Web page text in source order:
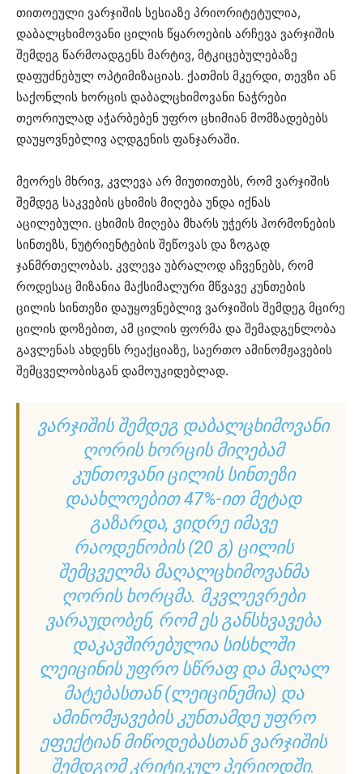
თითოეული ვარჯიშის სესიაზე პრიორიტეტულია,
დაბალცხიმოვანი ცილის წყაროების არჩევა ვარჯიშის
შემდეგ წარმოადგენს მარტივ, მტკიცებულებაზე
დაფუძნებულ ოპტიმიზაციას. ქათმის მკერდი, თევზი ან
საქონლის ხორცის დაბალცხიმოვანი ნაჭრები
თეორიულად აჭარბებენ უფრო ცხიმიან მომზადებებს
დაუყოვნებლივ აღდგენის ფანჯარაში.
მეორეს მხრივ, კვლევა არ მიუთითებს, რომ ვარჯიშის
შემდეგ საკვების ცხიმის მიღება უნდა იქნას
აცილებული. ცხიმის მიღება მხარს უჭერს ჰორმონების
სინთეზს, ნუტრიენტების შეწოვას და ზოგად
ჯანმრთელობას. კვლევა უბრალოდ აჩვენებს, რომ
როდესაც მიზანია მაქსიმალური მწვავე კუნთების
ცილის სინთეზი დაუყოვნებლივ ვარჯიშის შემდეგ მცირე
ცილის დოზებით, ამ ცილის ფორმა და შემადგენლობა
გავლენას ახდენს რეაქციაზე, საერთო ამინომჟავების
შემცველობისგან დამოუკიდებლად.
ᲕᲐᲠᲯᲘᲨᲘᲡ ᲨᲔᲛᲓᲔᲒ ᲓᲐᲑᲐᲚᲪᲮᲘᲛᲝᲕᲐᲜᲘ
ᲦᲝᲠᲘᲡ ᲮᲝᲠᲪᲘᲡ ᲛᲘᲦᲔᲑᲐᲛ
ᲙᲣᲜᲗᲝᲕᲐᲜᲘ ᲪᲘᲚᲘᲡ ᲡᲘᲜᲗᲔᲖᲘ
ᲓᲐᲐᲮᲚᲝᲔᲑᲘᲗ 47%-ᲘᲗ ᲛᲔᲢᲐᲓ
ᲒᲐᲖᲐᲠᲓᲐ, ᲕᲘᲓᲠᲔ ᲘᲛᲐᲕᲔ
ᲠᲐᲝᲓᲔᲜᲝᲑᲘᲡ (20 Გ) ᲪᲘᲚᲘᲡ
ᲨᲔᲛᲪᲕᲔᲚᲛᲐ ᲛᲐᲦᲐᲚᲪᲮᲘᲛᲝᲕᲐᲜᲛᲐ
ᲦᲝᲠᲘᲡ ᲮᲝᲠᲪᲛᲐ. ᲛᲙᲕᲚᲔᲕᲠᲔᲑᲘ
ᲕᲐᲠᲐᲣᲓᲝᲑᲔᲜ, ᲠᲝᲛ ᲔᲡ ᲒᲐᲜᲡᲮᲕᲐᲕᲔᲑᲐ
ᲓᲐᲙᲐᲕᲨᲘᲠᲔᲑᲣᲚᲘᲐ ᲡᲘᲡᲮᲚᲨᲘ
ᲚᲔᲘᲪᲘᲜᲘᲡ ᲣᲤᲠᲝ ᲡᲬᲠᲐᲤ ᲓᲐ ᲛᲐᲦᲐᲚ
ᲛᲐᲢᲔᲑᲐᲡᲗᲐᲜ (ᲚᲔᲘᲪᲘᲜᲔᲛᲘᲐ) ᲓᲐ
ᲐᲛᲘᲜᲝᲛᲟᲐᲕᲔᲑᲘᲡ ᲙᲣᲜᲗᲐᲛᲓᲔ ᲣᲤᲠᲝ
ᲔᲤᲔᲥᲢᲘᲐᲜ ᲛᲘᲬᲝᲓᲔᲑᲐᲡᲗᲐᲜ ᲕᲐᲠᲯᲘᲨᲘᲡ
ᲨᲔᲛᲓᲒᲝᲛ ᲙᲠᲘᲢᲘᲙᲣᲚ ᲞᲔᲠᲘᲝᲓᲨᲘ.